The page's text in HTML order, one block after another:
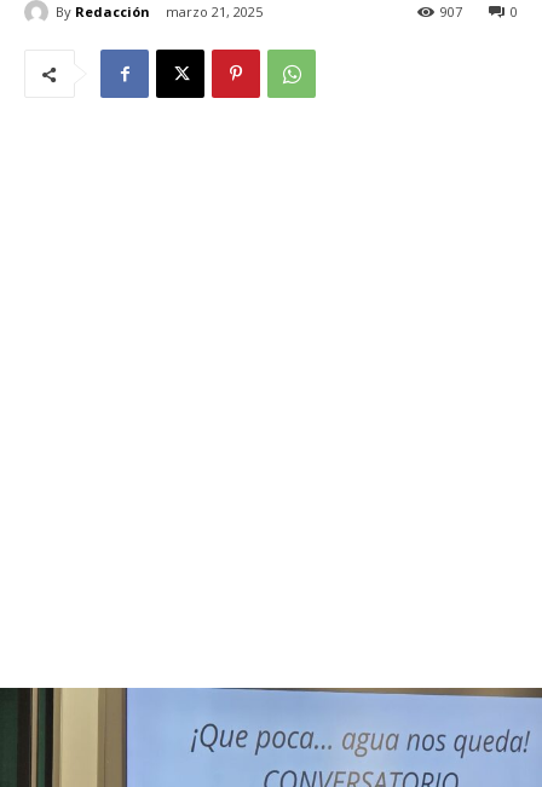
By Redacción marzo 21, 2025 0
907